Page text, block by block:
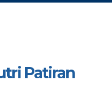
Patiran